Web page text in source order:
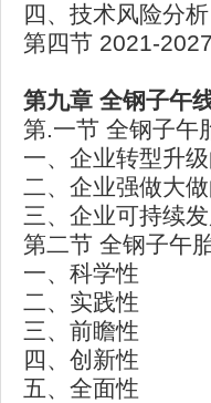
四、技术风险分析
第四节 2021-
第九章 全钢子午
第.一节 全钢子午
一、企业转型升
二、企业强做大
三、企业可持续
第二节 全钢子午
一、科学性
二、实践性
三、前瞻性
四、创新性
五、全面性